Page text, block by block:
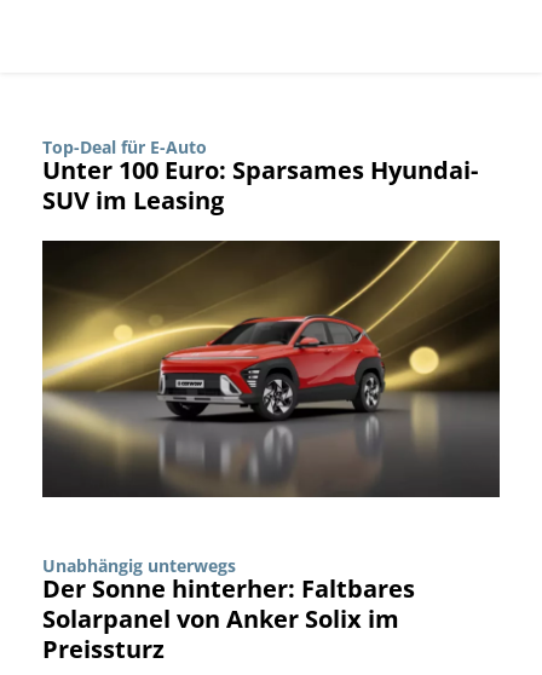
Top-Deal für E-Auto
Unter 100 Euro: Sparsames Hyundai-
SUV im Leasing
Unabhängig unterwegs
Der Sonne hinterher: Faltbares
Solarpanel von Anker Solix im
Preissturz